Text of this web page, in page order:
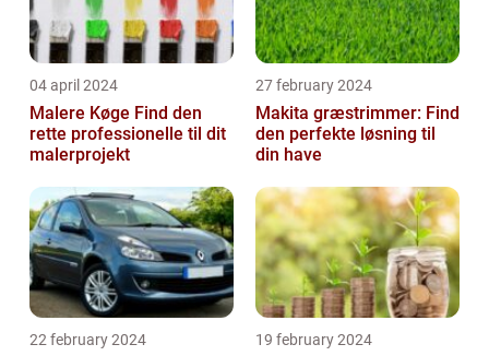
04 april 2024
Malere Køge Find den
rette professionelle til dit
malerprojekt
27 february 2024
Makita græstrimmer: Find
den perfekte løsning til
din have
22 february 2024 19 february 2024